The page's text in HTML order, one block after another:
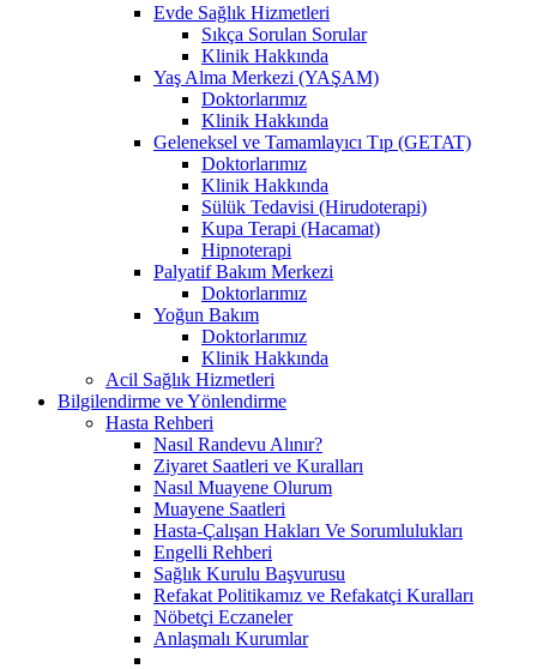
Evde Sağlık Hizmetleri
Sıkça Sorulan Sorular
Klinik Hakkında
Yaş Alma Merkezi (YAŞAM)
Doktorlarımız
Klinik Hakkında
Geleneksel ve Tamamlayıcı Tıp (GETAT)
Doktorlarımız
Klinik Hakkında
Sülük Tedavisi (Hirudoterapi)
Kupa Terapi (Hacamat)
Hipnoterapi
Palyatif Bakım Merkezi
Doktorlarımız
Yoğun Bakım
Doktorlarımız
Klinik Hakkında
Acil Sağlık Hizmetleri
Bilgilendirme ve Yönlendirme
Hasta Rehberi
Nasıl Randevu Alınır?
Ziyaret Saatleri ve Kuralları
Nasıl Muayene Olurum
Muayene Saatleri
Hasta-Çalışan Hakları Ve Sorumlulukları
Engelli Rehberi
Sağlık Kurulu Başvurusu
Refakat Politikamız ve Refakatçi Kuralları
Nöbetçi Eczaneler
Anlaşmalı Kurumlar